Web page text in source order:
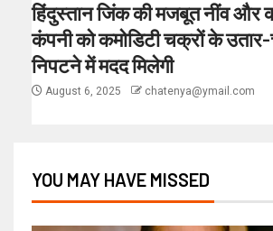
हिंदुस्तान जिंक की मजबूत नींव और
कंपनी को कमोडिटी चक्रों के
निपटने में मदद मिलेगी
August 6, 2025 chatenya@ymail.com
YOU MAY HAVE MISSED